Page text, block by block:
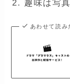
趣味は写
あわせて読み